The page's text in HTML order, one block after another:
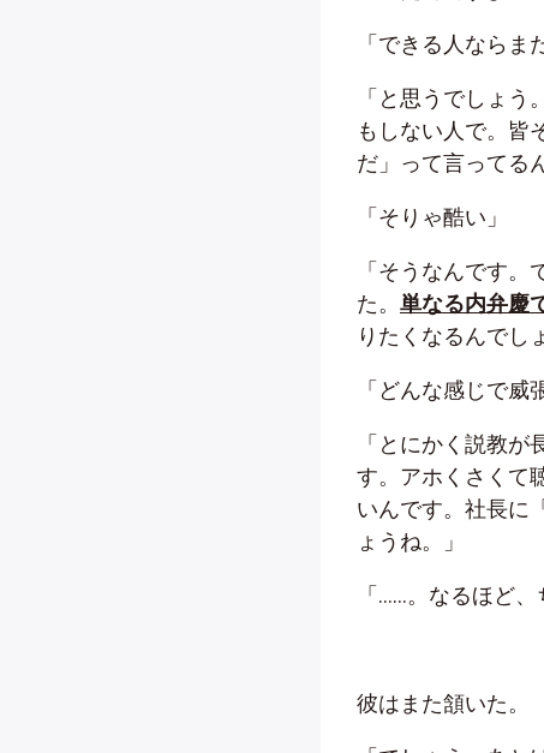
「できる人ならま
「と思うでしょ
もしない人で。皆
だ」って言ってる
「そりゃ酷い」
「そうなんです
た。 単なる内弁慶
りたくなるんでし
「どんな感じで威
「とにかく説教
す。アホくさくて
いんです。社長に
ょうね。」
「……。なるほど
彼はまた頷いた。